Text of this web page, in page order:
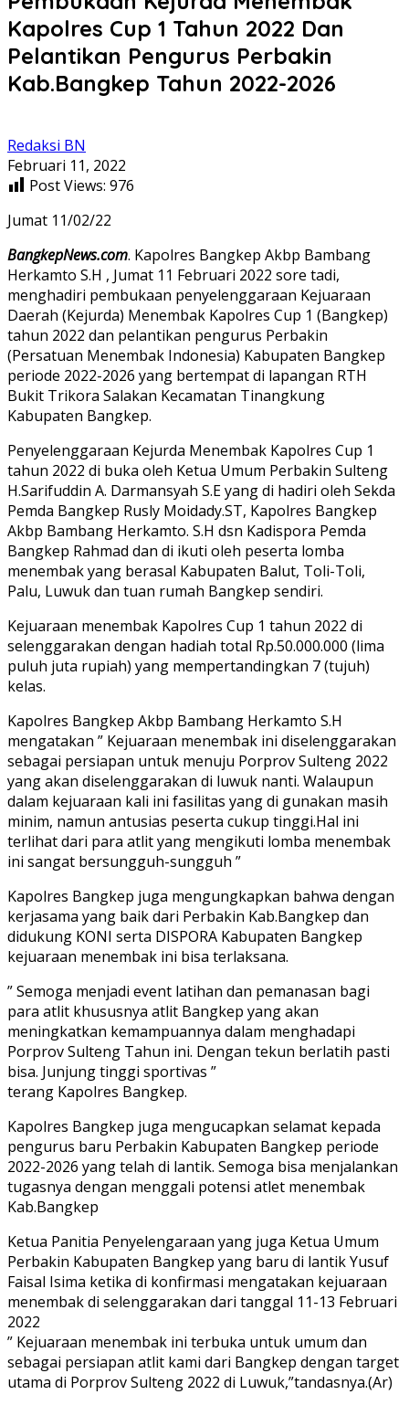
Kapolres Cup 1 Tahun 2022 Dan
Pelantikan Pengurus Perbakin
Kab.Bangkep Tahun 2022-2026
Redaksi BN
Februari 11, 2022
Post Views: 976
Jumat 11/02/22
BangkepNews.com. Kapolres Bangkep Akbp Bambang
Herkamto S.H , Jumat 11 Februari 2022 sore tadi,
menghadiri pembukaan penyelenggaraan Kejuaraan
Daerah (Kejurda) Menembak Kapolres Cup 1 (Bangkep)
tahun 2022 dan pelantikan pengurus Perbakin
(Persatuan Menembak Indonesia) Kabupaten Bangkep
periode 2022-2026 yang bertempat di lapangan RTH
Bukit Trikora Salakan Kecamatan Tinangkung
Kabupaten Bangkep.
Penyelenggaraan Kejurda Menembak Kapolres Cup 1
tahun 2022 di buka oleh Ketua Umum Perbakin Sulteng
H.Sarifuddin A. Darmansyah S.E yang di hadiri oleh Sekda
Pemda Bangkep Rusly Moidady.ST, Kapolres Bangkep
Akbp Bambang Herkamto. S.H dsn Kadispora Pemda
Bangkep Rahmad dan di ikuti oleh peserta lomba
menembak yang berasal Kabupaten Balut, Toli-Toli,
Palu, Luwuk dan tuan rumah Bangkep sendiri.
Kejuaraan menembak Kapolres Cup 1 tahun 2022 di
selenggarakan dengan hadiah total Rp.50.000.000 (lima
puluh juta rupiah) yang mempertandingkan 7 (tujuh)
kelas.
Kapolres Bangkep Akbp Bambang Herkamto S.H
mengatakan ” Kejuaraan menembak ini diselenggarakan
sebagai persiapan untuk menuju Porprov Sulteng 2022
yang akan diselenggarakan di luwuk nanti. Walaupun
dalam kejuaraan kali ini fasilitas yang di gunakan masih
minim, namun antusias peserta cukup tinggi.Hal ini
terlihat dari para atlit yang mengikuti lomba menembak
ini sangat bersungguh-sungguh ”
Kapolres Bangkep juga mengungkapkan bahwa dengan
kerjasama yang baik dari Perbakin Kab.Bangkep dan
didukung KONI serta DISPORA Kabupaten Bangkep
kejuaraan menembak ini bisa terlaksana.
” Semoga menjadi event latihan dan pemanasan bagi
para atlit khususnya atlit Bangkep yang akan
meningkatkan kemampuannya dalam menghadapi
Porprov Sulteng Tahun ini. Dengan tekun berlatih pasti
bisa. Junjung tinggi sportivas ”
terang Kapolres Bangkep.
Kapolres Bangkep juga mengucapkan selamat kepada
pengurus baru Perbakin Kabupaten Bangkep periode
2022-2026 yang telah di lantik. Semoga bisa menjalankan
tugasnya dengan menggali potensi atlet menembak
Kab.Bangkep
Ketua Panitia Penyelengaraan yang juga Ketua Umum
Perbakin Kabupaten Bangkep yang baru di lantik Yusuf
Faisal Isima ketika di konfirmasi mengatakan kejuaraan
menembak di selenggarakan dari tanggal 11-13 Februari
2022
” Kejuaraan menembak ini terbuka untuk umum dan
sebagai persiapan atlit kami dari Bangkep dengan target
utama di Porprov Sulteng 2022 di Luwuk,”tandasnya.(Ar)